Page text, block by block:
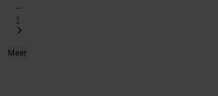
...
1
Meer